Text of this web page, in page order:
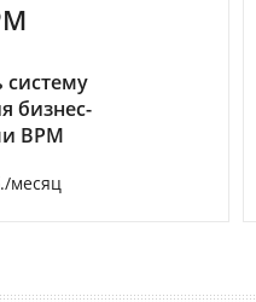
систему
бизнес-
BPM
месяц